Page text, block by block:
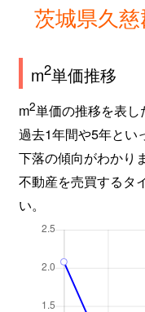
茨城県久
m2単価推移
m2単価の推移を表し
過去1年間や5年とい
下落の傾向がわかり
不動産を売買するタ
い。